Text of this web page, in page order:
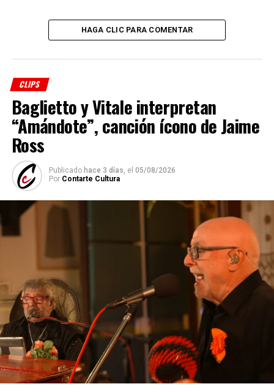
HAGA CLIC PARA COMENTAR
CLIPS
Baglietto y Vitale interpretan
“Amándote”, canción ícono de Jaime
Ross
Publicado hace 3 días, el 05/08/2026
Por Contarte Cultura